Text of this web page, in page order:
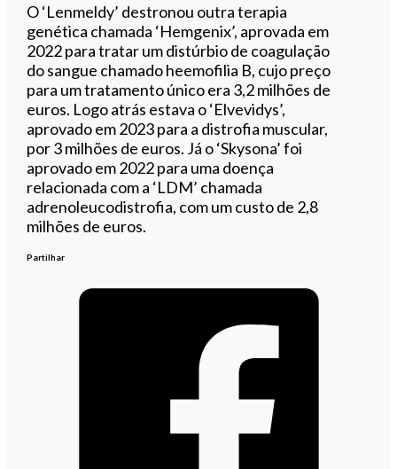
O ‘Lenmeldy’ destronou outra terapia
genética chamada ‘Hemgenix’, aprovada em
2022 para tratar um distúrbio de coagulação
do sangue chamado heemofilia B, cujo preço
para um tratamento único era 3,2 milhões de
euros. Logo atrás estava o ‘Elvevidys’,
aprovado em 2023 para a distrofia muscular,
por 3 milhões de euros. Já o ‘Skysona’ foi
aprovado em 2022 para uma doença
relacionada com a ‘LDM’ chamada
adrenoleucodistrofia, com um custo de 2,8
milhões de euros.
Partilhar